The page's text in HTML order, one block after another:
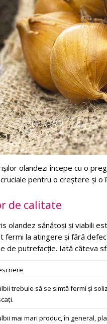
olandezi începe cu o
pentru o creștere și o
de calitate
olandez sănătoși și viabili
fermi la atingere și fără
de putrefacție. Iată câteva
trebuie să se simtă fermi și
mai mari produc, în general,